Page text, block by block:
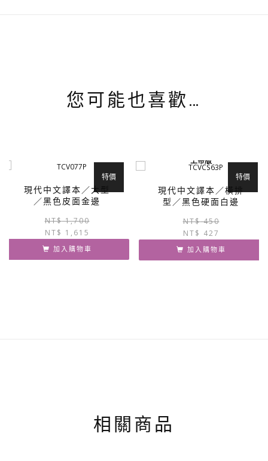
您可能也喜歡…
現代中文譯本／大型
／黑色皮面金邊
特價
NT$1,700
格：
NT$ 1,615
格：
加入購物車
上帝版
現代中文譯本／橫排
型／黑色硬面白邊
特價
NT$450
NT$ 427
加入購物車
相關商品